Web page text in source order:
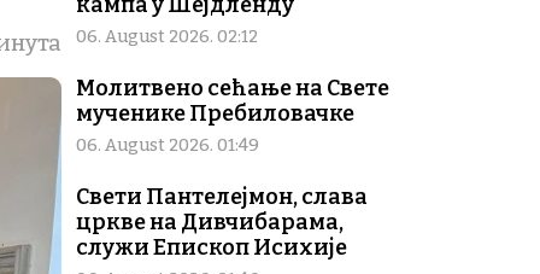
06. August 2026. 02:12
Молитвено сећање на Свете
мученике Пребиловачке
06. August 2026. 01:49
Свети Пантелејмон, слава
цркве на Дивчибарама,
служи Епископ Исихије